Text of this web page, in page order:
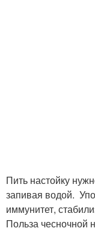
Пить настойку
запивая водой.
иммунитет,
Польза чесночной